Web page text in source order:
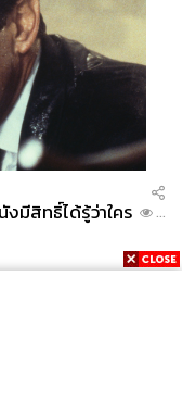
พันธุ์แห่งการ
งการสายสืบสิ่ง
จนถึงปัจจุบัน ได้
ล้อม การเห็น
นกว่า 3,500 คน
รม
างผลกระทบเชิง
ชนเหล่านี้เป็น
เข้าใจเรื่องการ
มีสิทธิ์ได้รู้ว่าใคร
...